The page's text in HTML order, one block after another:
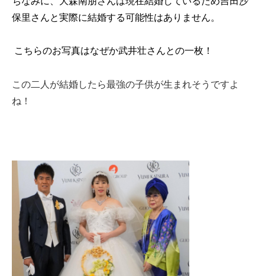
保里さんと実際に結婚する可能性はありません。
こちらのお写真はなぜか武井壮さんとの一枚！
この二人が結婚したら最強の子供が生まれそうですよ
ね！